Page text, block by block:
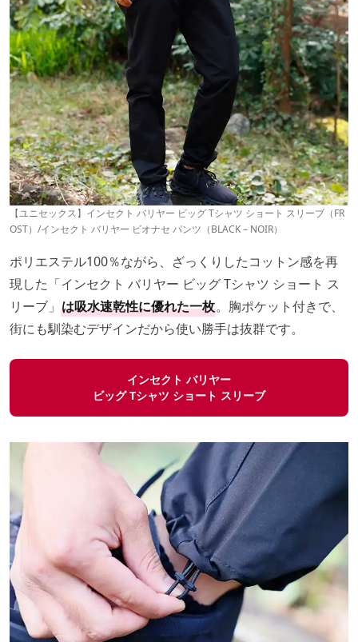
【ユニセックス】インセクト バリヤー ビッグ Tシャツ ショート スリーブ（FR
OST）/インセクト バリヤー ビオナセ パンツ（BLACK – NOIR）
ポリエステル100％ながら、ざっくりしたコットン感を再
現した「インセクト バリヤー ビッグ Tシャツ ショート ス
リーブ」 は吸水速乾性に優れた一枚。胸ポケット付きで、
街にも馴染むデザインだから使い勝手は抜群です。
インセクト バリヤー
ビッグ Tシャツ ショート スリーブ